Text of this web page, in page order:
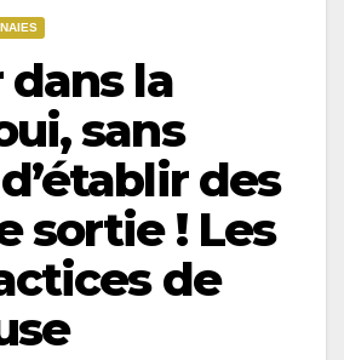
la
sans
des
sortie ! Les
de